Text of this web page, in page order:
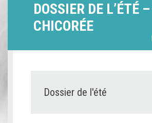
DOSSIER DE L’ÉTÉ –
CHICORÉE
Dossier de l'été